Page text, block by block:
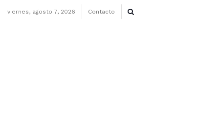
viernes, agosto 7, 2026 Contacto